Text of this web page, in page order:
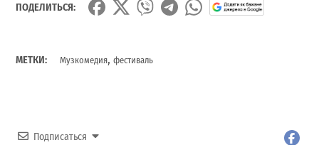
ПОДЕЛИТЬСЯ:
МЕТКИ: Музкомедия,фестиваль
Подписаться